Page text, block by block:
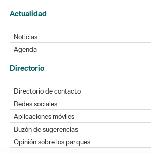
Actualidad
Noticias
Agenda
Directorio
Directorio de contacto
Redes sociales
Aplicaciones móviles
Buzón de sugerencias
Opinión sobre los parques